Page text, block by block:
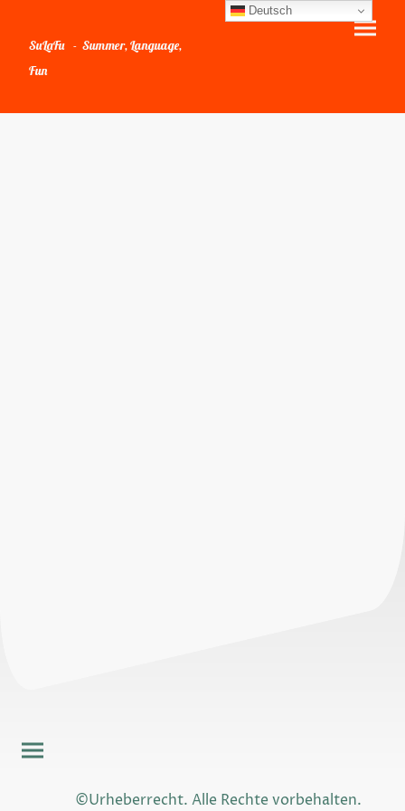
SuLaFu - Summer, Language,
Fun
©Urheberrecht. Alle Rechte vorbehalten.
Deutsch